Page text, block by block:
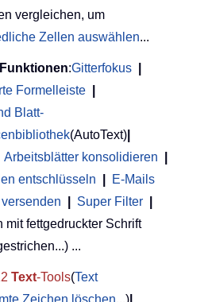
vergleichen, um
Zellen auswählen...
:Gitterfokus
Formelleiste
Blatt-
(AutoText)
Arbeitsblätter konsolidieren
entschlüsseln
E-Mails
Super Filter
mit fettgedruckter Schrift
...
Text-Tools(Text
Zeichen löschen...)